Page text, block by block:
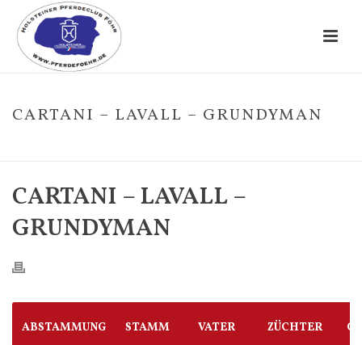
CARTANI – LAVALL – GRUNDYMAN
CARTANI – LAVALL –
GRUNDYMAN
ABSTAMMUNG STAMM VATER ZÜCHTER